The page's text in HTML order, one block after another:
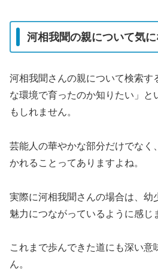
河相我聞の親について気
河相我聞さんの親について検索す
な環境で育ったのか知りたい」と
もしれません。
芸能人の華やかな部分だけでなく
かれることってありますよね。
実際に河相我聞さんの場合は、幼
魅力につながっているように感じ
これまで歩んできた道にも深い意
ん。